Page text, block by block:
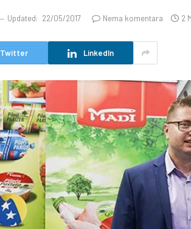
Updated: 22/05/2017 Nema komentara 2
Twitter LinkedIn